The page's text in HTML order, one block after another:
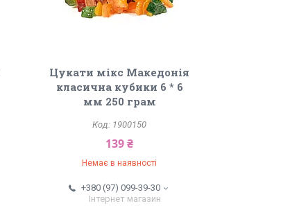
Цукати мікс Македонія
класична кубики 6 * 6
мм 250 грам
1900150
139 ₴
Немає в наявності
+380 (97) 099-39-30
Інтернет магазин